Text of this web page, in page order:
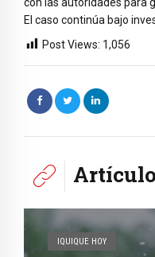
El caso continúa bajo
Post Views: 1,056
IQUIQUE HOY